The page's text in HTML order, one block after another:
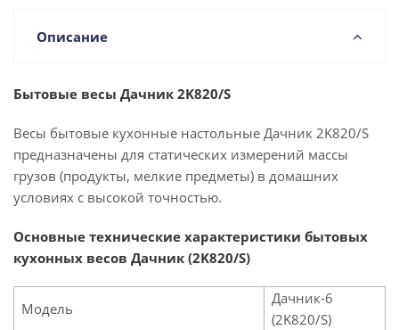
Описание
Бытовые весы Дачник 2K820/S
Весы бытовые кухонные настольные Дачник 2K820/S
предназначены для статических измерений массы
грузов (продукты, мелкие предметы) в домашних
условиях с высокой точностью.
Основные технические характеристики бытовых
кухонных весов Дачник (2K820/S)
Модель
Дачник-6
(2K820/S)